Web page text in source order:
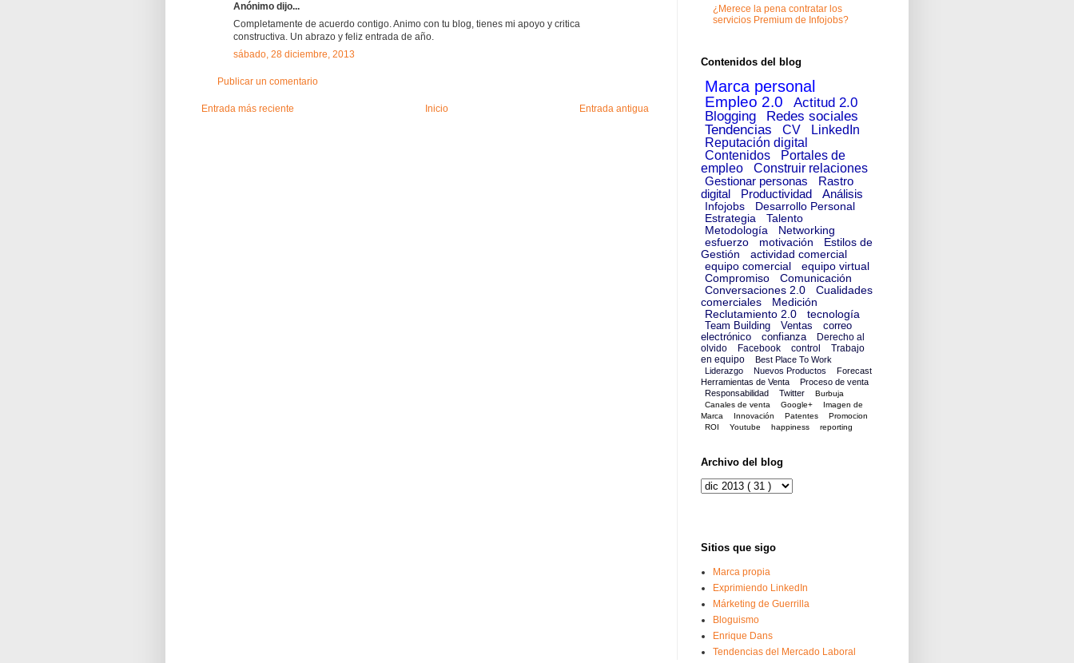
Anónimo dijo...
Completamente de acuerdo contigo. Animo con tu blog, tienes mi apoyo y critica
constructiva. Un abrazo y feliz entrada de año.
sábado, 28 diciembre, 2013
Publicar un comentario
Entrada más reciente Entrada antigua
Inicio
¿Merece la pena contratar los
servicios Premium de Infojobs?
Contenidos del blog
Marca personal
Empleo 2.0
Actitud 2.0
Blogging
Redes sociales
Tendencias
CV
LinkedIn
Reputación digital
Contenidos
Portales de
empleo
Construir relaciones
Gestionar personas
Rastro
digital
Productividad Análisis
Infojobs
Desarrollo Personal
Estrategia
Talento
Metodología
Networking
esfuerzo
motivación
Estilos de
Gestión
actividad comercial
equipo comercial
equipo virtual
Compromiso
Comunicación
Conversaciones 2.0
Cualidades
comerciales
Medición
Reclutamiento 2.0
tecnología
Team Building Ventas
correo
electrónico
confianza
Derecho al
olvido
Facebook control
Trabajo
en equipo
Best Place To Work
Liderazgo
Nuevos Productos
Forecast
Herramientas de Venta
Proceso de venta
Responsabilidad
Twitter
Burbuja
Canales de venta
Google+
Imagen de
Marca
Innovación Patentes
Promocion
ROI
Youtube happiness reporting
Archivo del blog
Sitios que sigo
Marca propia
Exprimiendo LinkedIn
Márketing de Guerrilla
Bloguismo
Enrique Dans
Tendencias del Mercado Laboral